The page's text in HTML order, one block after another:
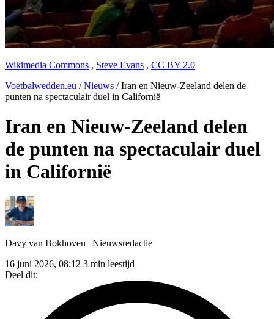
Wikimedia Commons , Steve Evans , CC BY 2.0
Voetbalwedden.eu / Nieuws / Iran en Nieuw-Zeeland delen de
punten na spectaculair duel in Californië
Iran en Nieuw-Zeeland delen
de punten na spectaculair duel
in Californië
Davy van Bokhoven | Nieuwsredactie
16 juni 2026, 08:12 3 min leestijd
Deel dit: